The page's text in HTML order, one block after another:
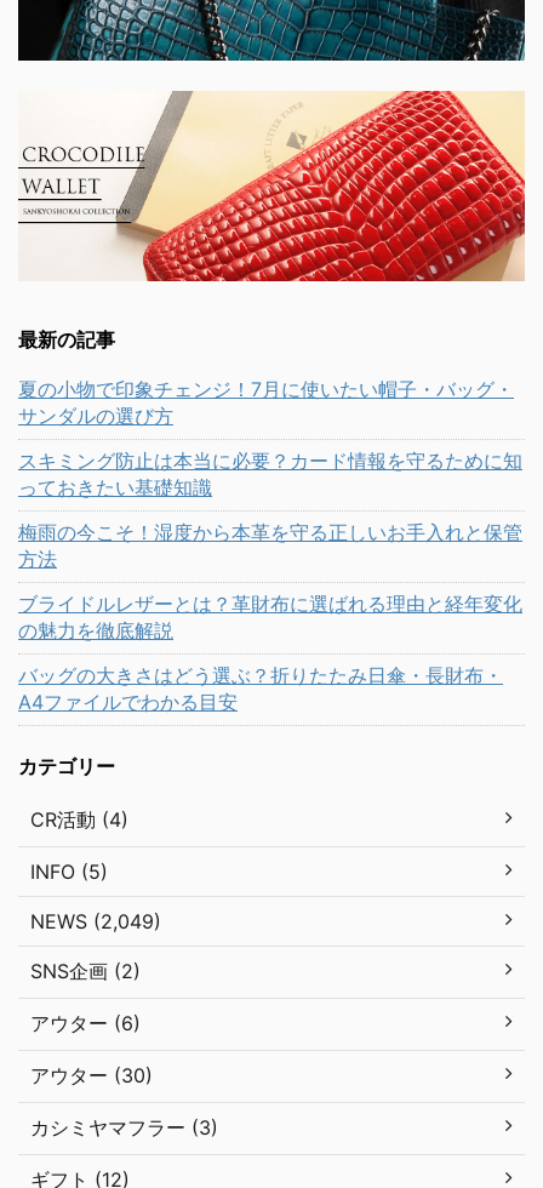
最新の記事
夏の小物で印象チェンジ！7月に使いたい帽子・バッグ・
サンダルの選び方
スキミング防止は本当に必要？カード情報を守るために知
っておきたい基礎知識
梅雨の今こそ！湿度から本革を守る正しいお手入れと保管
方法
ブライドルレザーとは？革財布に選ばれる理由と経年変化
の魅力を徹底解説
バッグの大きさはどう選ぶ？折りたたみ日傘・長財布・
A4ファイルでわかる目安
カテゴリー
CR活動 (4)
INFO (5)
NEWS (2,049)
SNS企画 (2)
アウター (6)
アウター (30)
カシミヤマフラー (3)
ギフト (12)